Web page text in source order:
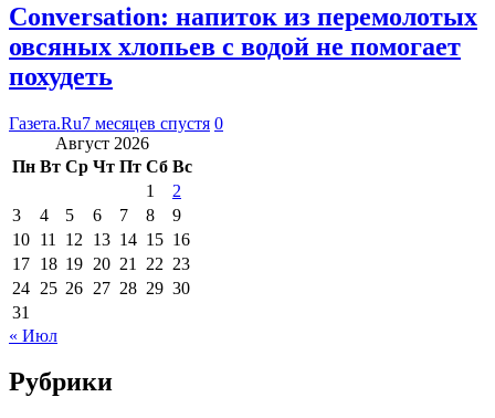
Conversation: напиток из перемолотых
овсяных хлопьев с водой не помогает
похудеть
Газета.Ru7 месяцев спустя 0
Август 2026
Пн Вт Ср Чт Пт Сб Вс
1
2
3
4 5 6 7 8
9
10 11 12 13 14 15 16
17 18 19 20 21 22 23
24 25 26 27 28 29 30
31
« Июл
Рубрики